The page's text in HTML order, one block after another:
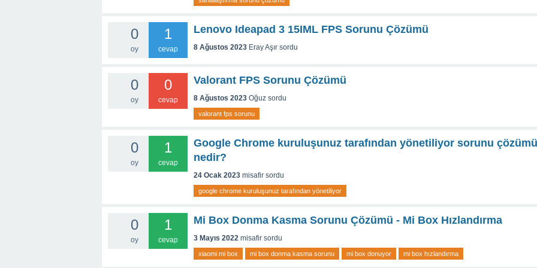
0
oy
1
cevap
Lenovo Ideapad 3 15IML FPS Sorunu Çözümü
8 Ağustos 2023 Eray Aşır sordu
0
oy
0
cevap
Valorant FPS Sorunu Çözümü
8 Ağustos 2023 Oğuz sordu
valorant fps sorunu
0
oy
1
cevap
Google Chrome kuruluşunuz tarafından yönetiliyor sorunu çözümü
nedir?
24 Ocak 2023 misafir sordu
google chrome kuruluşunuz tarafından yönetiliyor
0
oy
1
cevap
Mi Box Donma Kasma Sorunu Çözümü - Mi Box Hızlandırma
3 Mayıs 2022 misafir sordu
xiaomi mi box mi box donma kasma sorunu mi box donuyor mi box hızlandırma